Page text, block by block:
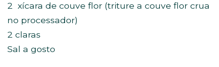
2 xícara de couve flor (triture a couve flor crua
no processador)
2 claras
Sal a gosto